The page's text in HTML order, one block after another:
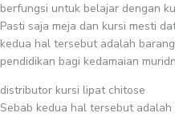
berfungsi untuk belajar dengan
Pasti saja meja dan kursi mesti
kedua hal tersebut adalah
pendidikan bagi kedamaian
distributor kursi lipat chitose
Sebab kedua hal tersebut